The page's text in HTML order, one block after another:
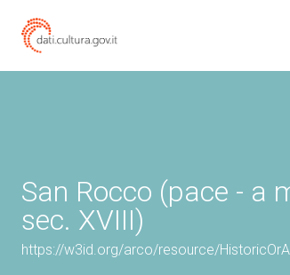
San Rocco (pace - a
sec. XVIII)
https://w3id.org/arco/resource/